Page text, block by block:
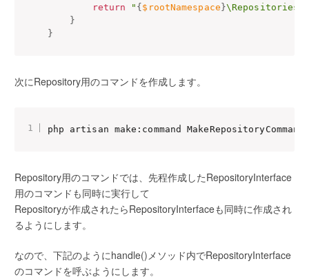
return
" { $rootNamespace }
}
}
次にRepository用のコマンドを作成します。
php artisan make:command MakeRepositoryCommand
Repository用のコマンドでは、先程作成したRepositoryInterface
用のコマンドも同時に実行して
Repositoryが作成されたらRepositoryInterfaceも同時に作成され
るようにします。
なので、下記のようにhandle()メソッド内でRepositoryInterface
のコマンドを呼ぶようにします。